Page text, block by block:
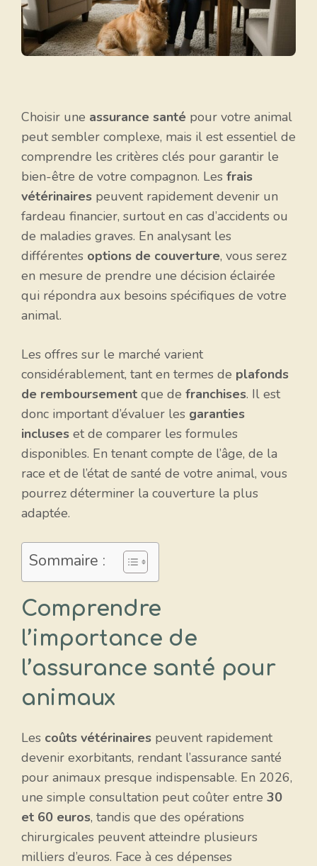
Choisir une assurance santé pour votre animal
peut sembler complexe, mais il est essentiel de
comprendre les critères clés pour garantir le
bien-être de votre compagnon. Les frais
vétérinaires peuvent rapidement devenir un
fardeau financier, surtout en cas d’accidents ou
de maladies graves. En analysant les
différentes options de couverture, vous serez
en mesure de prendre une décision éclairée
qui répondra aux besoins spécifiques de votre
animal.
Les offres sur le marché varient
considérablement, tant en termes de plafonds
de remboursement que de franchises. Il est
donc important d’évaluer les garanties
incluses et de comparer les formules
disponibles. En tenant compte de l’âge, de la
race et de l’état de santé de votre animal, vous
pourrez déterminer la couverture la plus
adaptée.
Sommaire :
Comprendre
l’importance de
l’assurance santé pour
animaux
Les coûts vétérinaires peuvent rapidement
devenir exorbitants, rendant l’assurance santé
pour animaux presque indispensable. En 2026,
une simple consultation peut coûter entre 30
et 60 euros, tandis que des opérations
chirurgicales peuvent atteindre plusieurs
milliers d’euros. Face à ces dépenses